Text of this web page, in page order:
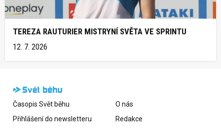
TEREZA RAUTURIER MISTRYNÍ SVĚTA VE SPRINTU
12. 7. 2026
Časopis Svět běhu
Přihlášení do newsletteru
O nás
Redakce